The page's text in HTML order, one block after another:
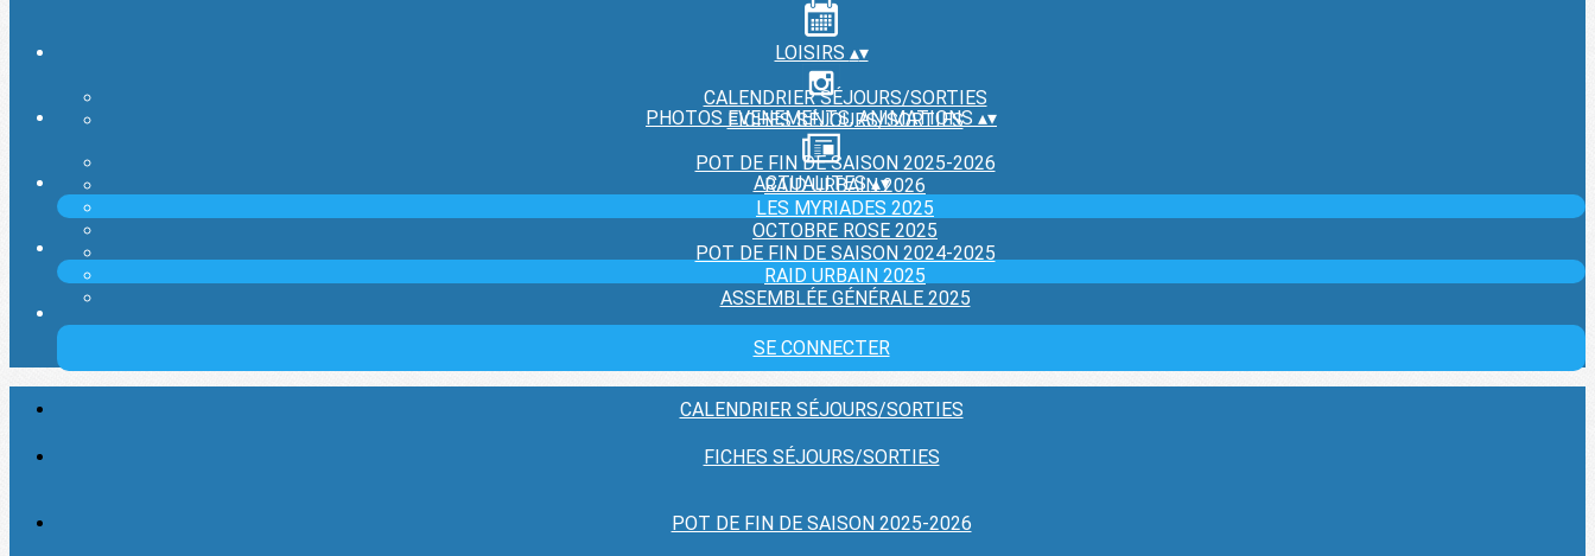
LOISIRS ▴▾
CALENDRIER SÉJOURS/SORTIES
FICHES SÉJOURS/SORTIES
PHOTOS EVENEMENTS, ANIMATIONS ▴▾
POT DE FIN DE SAISON 2025-2026
RAID URBAIN 2026
LES MYRIADES 2025
OCTOBRE ROSE 2025
POT DE FIN DE SAISON 2024-2025
RAID URBAIN 2025
ASSEMBLÉE GÉNÉRALE 2025
ACTUALITES▴▾
SE CONNECTER
CALENDRIER SÉJOURS/SORTIES
FICHES SÉJOURS/SORTIES
POT DE FIN DE SAISON 2025-2026